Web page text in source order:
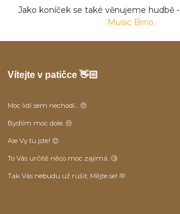
Jako koníček se také věnujeme hudbě -
Music Brno
Vítejte v patičce 👋🏻
Moc lidí sem nechodí... 😞
Bydlím moc dole. 😒
Ale Vy tu jste! 😊
To Vás určitě něco moc zajímá. 🧐
Tak Vás nebudu už rušit. Mějte se! 🫶